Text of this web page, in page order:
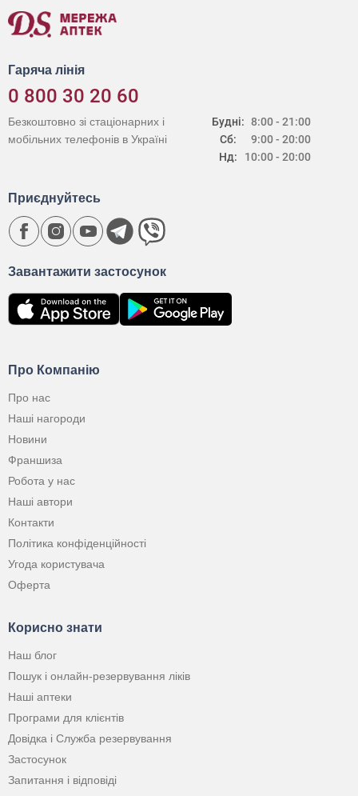
Гаряча лінія
0 800 30 20 60
Будні:
Сб:
Нд:
8:00 - 21:00
9:00 - 20:00
10:00 - 20:00
Безкоштовно зі стаціонарних і
мобільних телефонів в Україні
Про Компанію
Про нас
Наші нагороди
Новини
Франшиза
Робота у нас
Наші автори
Контакти
Політика конфіденційності
Угода користувача
Оферта
Корисно знати
Наш блог
Пошук і онлайн-резервування ліків
Наші аптеки
Програми для клієнтів
Довідка і Служба резервування
Застосунок
Запитання і відповіді
Завантажити застосунок
Приєднуйтесь